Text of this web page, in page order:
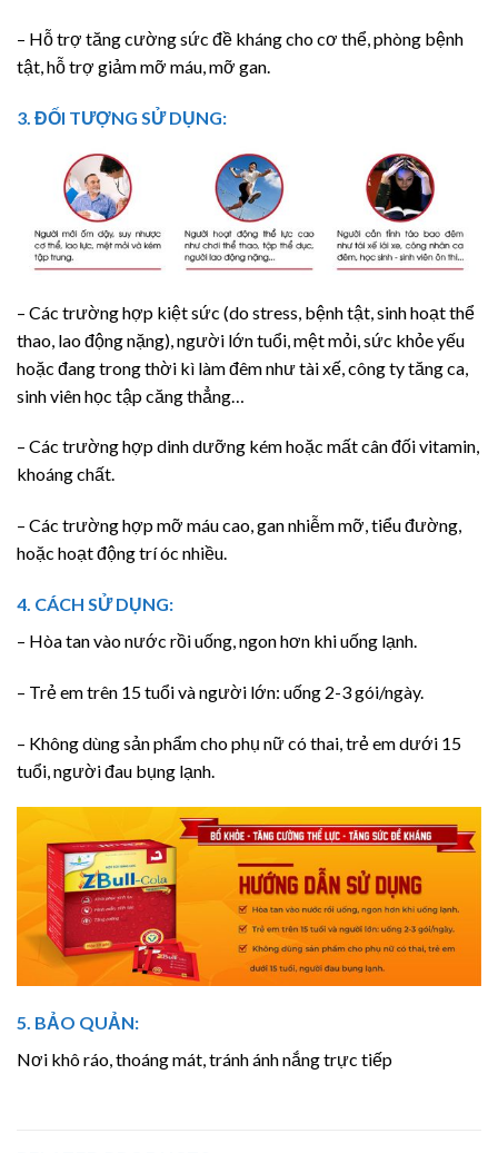
– Hỗ trợ tăng cường sức đề kháng cho cơ thể, phòng bệnh
tật, hỗ trợ giảm mỡ máu, mỡ gan.
3. ĐỐI TƯỢNG SỬ DỤNG:
– Các trường hợp kiệt sức (do stress, bệnh tật, sinh hoạt thể
thao, lao động nặng), người lớn tuổi, mệt mỏi, sức khỏe yếu
hoặc đang trong thời kì làm đêm như tài xế, công ty tăng ca,
sinh viên học tập căng thẳng…
– Các trường hợp dinh dưỡng kém hoặc mất cân đối vitamin,
khoáng chất.
– Các trường hợp mỡ máu cao, gan nhiễm mỡ, tiểu đường,
hoặc hoạt động trí óc nhiều.
4. CÁCH SỬ DỤNG:
– Hòa tan vào nước rồi uống, ngon hơn khi uống lạnh.
– Trẻ em trên 15 tuổi và người lớn: uống 2-3 gói/ngày.
– Không dùng sản phẩm cho phụ nữ có thai, trẻ em dưới 15
tuổi, người đau bụng lạnh.
5. BẢO QUẢN:
Nơi khô ráo, thoáng mát, tránh ánh nắng trực tiếp